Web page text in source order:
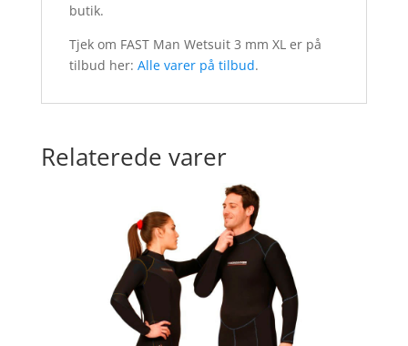
butik.
Tjek om FAST Man Wetsuit 3 mm XL er på
tilbud her: Alle varer på tilbud.
Relaterede varer